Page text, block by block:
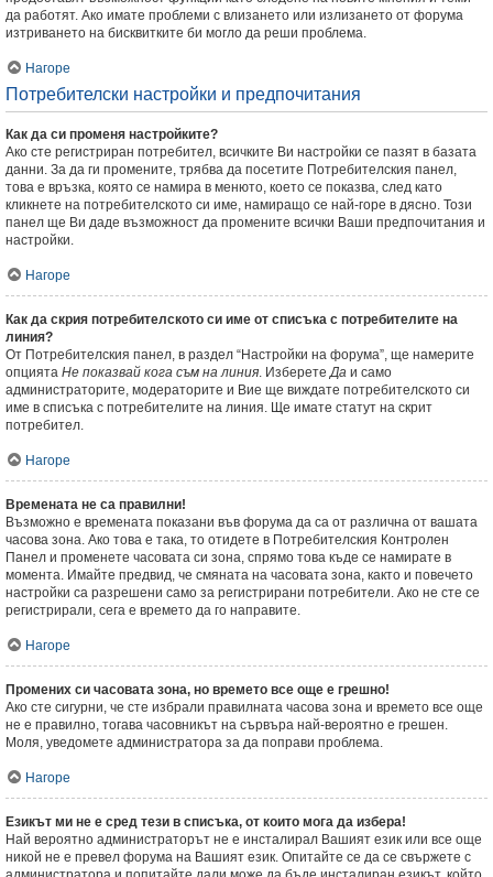
да работят. Ако имате проблеми с влизането или излизането от форума
изтриването на бисквитките би могло да реши проблема.
Нагоре
Потребителски настройки и предпочитания
Как да си променя настройките?
Ако сте регистриран потребител, всичките Ви настройки се пазят в базата
данни. За да ги промените, трябва да посетите Потребителския панел,
това е връзка, която се намира в менюто, което се показва, след като
кликнете на потребителското си име, намиращо се най-горе в дясно. Този
панел ще Ви даде възможност да промените всички Ваши предпочитания и
настройки.
Нагоре
Как да скрия потребителското си име от списъка с потребителите на
линия?
От Потребителския панел, в раздел “Настройки на форума”, ще намерите
опцията Не показвай кога съм на линия. ИзберетеДа и само
администраторите, модераторите и Вие ще виждате потребителското си
име в списъка с потребителите на линия. Ще имате статут на скрит
потребител.
Нагоре
Времената не са правилни!
Възможно е времената показани във форума да са от различна от вашата
часова зона. Ако това е така, то отидете в Потребителския Контролен
Панел и променете часовата си зона, спрямо това къде се намирате в
момента. Имайте предвид, че смяната на часовата зона, както и повечето
настройки са разрешени само за регистрирани потребители. Ако не сте се
регистрирали, сега е времето да го направите.
Нагоре
Промених си часовата зона, но времето все още е грешно!
Ако сте сигурни, че сте избрали правилната часова зона и времето все още
не е правилно, тогава часовникът на сървъра най-вероятно е грешен.
Моля, уведомете администратора за да поправи проблема.
Нагоре
Езикът ми не е сред тези в списъка, от които мога да избера!
Най вероятно администраторът не е инсталирал Вашият език или все още
никой не е превел форума на Вашият език. Опитайте се да се свържете с